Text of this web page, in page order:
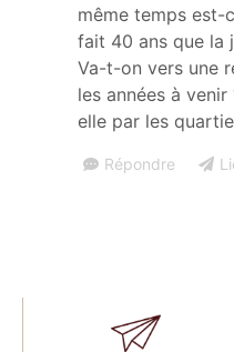
même temps est-
fait 40 ans que la
Va-t-on vers une
les années à
elle par les
Répondre